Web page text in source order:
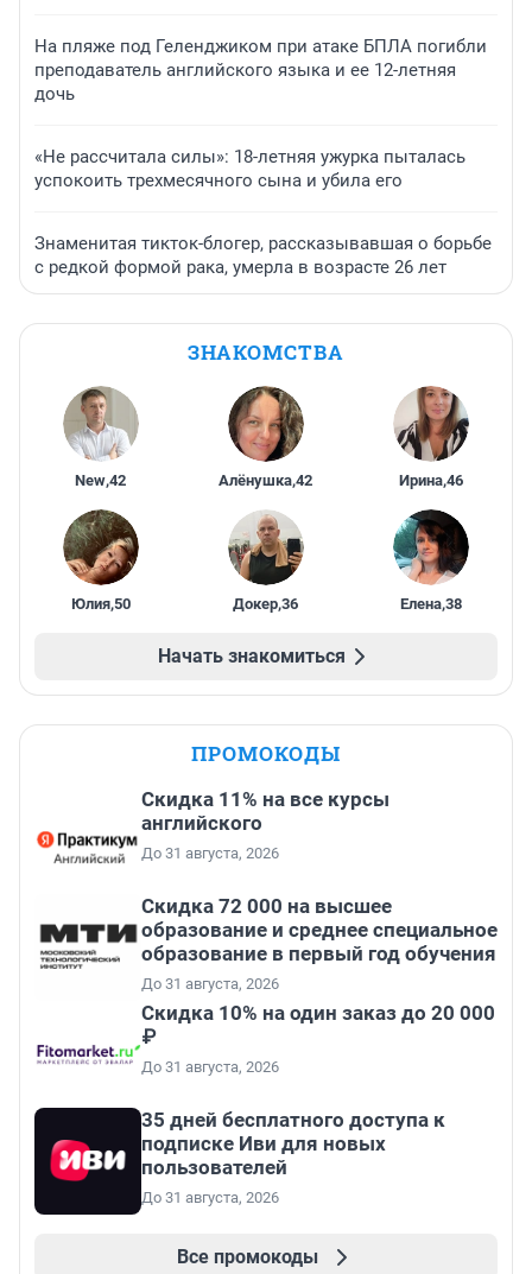
На пляже под Геленджиком при атаке БПЛА погибли
преподаватель английского языка и ее 12-летняя
дочь
«Не рассчитала силы»: 18-летняя ужурка пыталась
успокоить трехмесячного сына и убила его
Знаменитая тикток-блогер, рассказывавшая о борьбе
с редкой формой рака, умерла в возрасте 26 лет
ЗНАКОМСТВА
New,42 Алёнушка,42 Ирина,46
Юлия,50 Докер,36 Елена,38
Начать знакомиться
ПРОМОКОДЫ
Скидка 11% на все курсы
английского
До 31 августа, 2026
Скидка 72 000 на высшее
образование и среднее специальное
образование в первый год обучения
До 31 августа, 2026
Скидка 10% на один заказ до 20 000
₽
До 31 августа, 2026
35 дней бесплатного доступа к
подписке Иви для новых
пользователей
До 31 августа, 2026
Все промокоды